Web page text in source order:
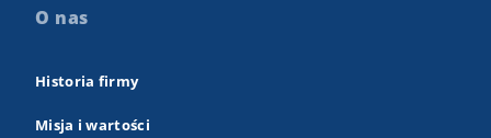
O nas
Historia firmy
Misja i wartości